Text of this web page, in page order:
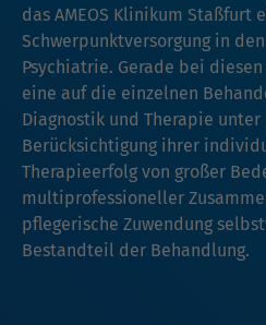
das AMEOS Klinikum Staßfurt
Schwerpunktversorgung in
Psychiatrie. Gerade bei
eine auf die einzelnen
Diagnostik und Therapie
Berücksichtigung ihrer
Therapieerfolg von großer
multiprofessioneller
pflegerische Zuwendung
Bestandteil der Behandlung.